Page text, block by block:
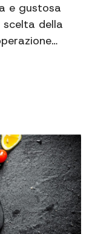
e gustosa
della